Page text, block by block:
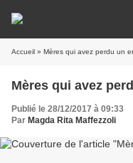
Accueil » Mères qui avez perdu un
Mères qui avez
Publié le 28/12/2017 à 09:33
Par Magda Rita Maffezzoli